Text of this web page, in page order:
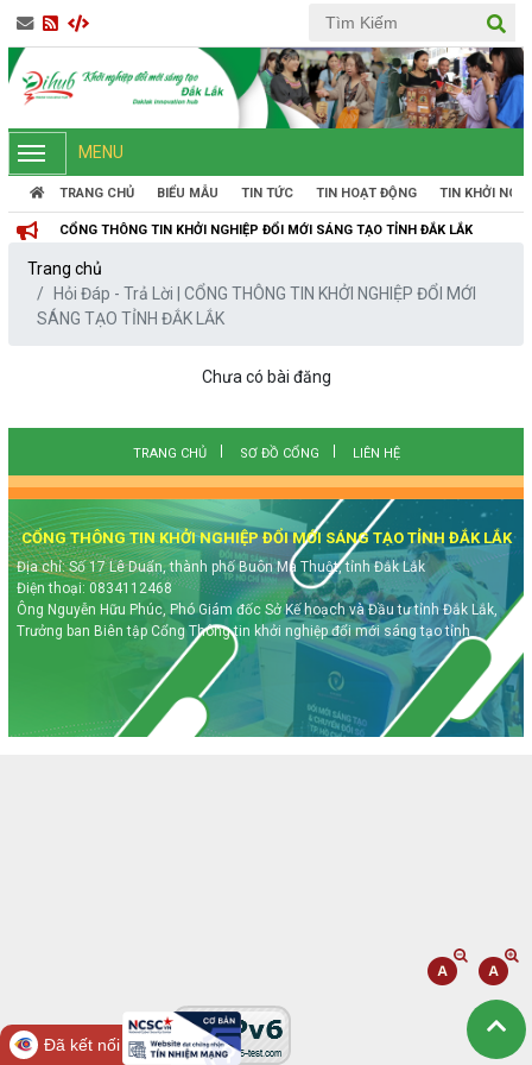
MENU
TRANG CHỦ BIỂU MẪU TIN TỨC TIN HOẠT ĐỘNG TIN KHỞI
CỔNG THÔNG TIN KHỞI NGHIỆP ĐỔI MỚI SÁNG TẠO TỈNH ĐẮK LẮK
Trang chủ
Hỏi Đáp - Trả Lời | CỔNG THÔNG TIN KHỞI NGHIỆP ĐỔI MỚI
SÁNG TẠO TỈNH ĐẮK LẮK
Chưa có bài đăng
TRANG CHỦ SƠ ĐỒ CỔNG LIÊN HỆ
CỔNG THÔNG TIN KHỞI NGHIỆP ĐỔI MỚI SÁNG TẠO TỈNH ĐẮK LẮK
Địa chỉ: Số 17 Lê Duẩn, thành phố Buôn Ma Thuột, tỉnh Đắk Lắk
Điện thoại: 0834112468
Ông Nguyễn Hữu Phúc, Phó Giám đốc Sở Kế hoạch và Đầu tư tỉnh Đắk Lắk,
Trưởng ban Biên tập Cổng Thông tin khởi nghiệp đổi mới sáng tạo tỉnh
Đã kết nối EMC